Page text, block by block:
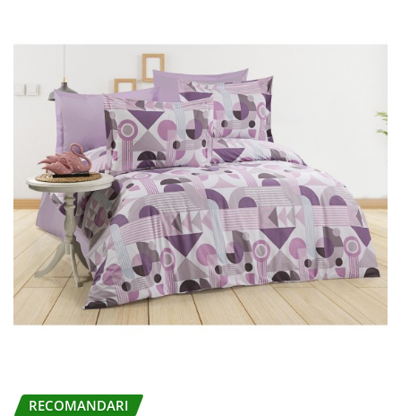
RECOMANDARI